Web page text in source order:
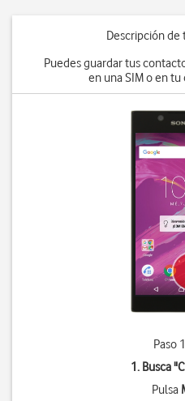
Descripción de
Puedes guardar tus
en una SIM o en
Paso
1. Busca "
Pulsa